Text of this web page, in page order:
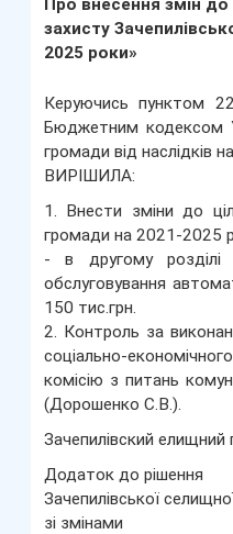
Про внесення змін до
захисту
2025 роки»
Керуючись пунктом
Бюджетним кодексом
громади від наслідків
ВИРІШИЛА:
1. Внести зміни до
громади на 2021-2025
- в другому розділі
обслуговування
150 тис.грн.
2. Контроль за
соціально-
комісію з питань
(Дорошенко С.В.).
Зачепилівский
Додаток до рішення
Зачепилівської
зі змінами